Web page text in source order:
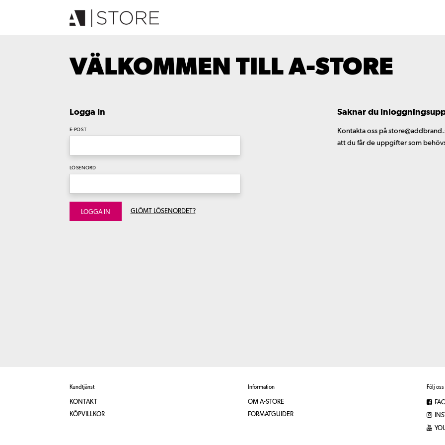
VÄLKOMMEN TILL A-STORE
Logga In
E-POST
LÖSENORD
LOGGA IN GLÖMT LÖSENORDET?
Saknar du
Kontakta oss på
att du får de uppgifter som
Kundtjänst
KONTAKT
KÖPVILLKOR
Information
OM A-STORE
FORMATGUIDER
Följ oss